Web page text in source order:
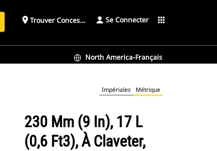
place Trouver ConcessionnaireSe Connecter apps
North America-Français
Impériales Métrique
230 Mm (9 In), 17 L
(0,6 Ft3), À Claveter,